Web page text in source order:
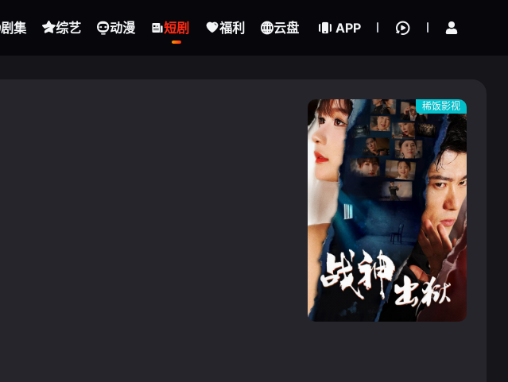
剧集 综艺 动漫 短剧 福利 云盘 APP
稀饭影视